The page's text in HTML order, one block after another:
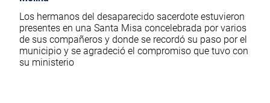
Los hermanos del desaparecido sacerdote estuvieron
presentes en una Santa Misa concelebrada por varios
de sus compañeros y donde se recordó su paso por el
municipio y se agradeció el compromiso que tuvo con
su ministerio